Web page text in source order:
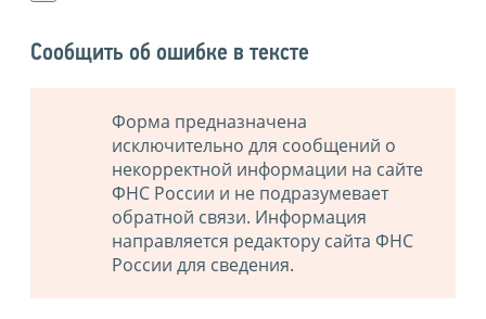
Сообщить об ошибке в тексте
Форма предназначена
исключительно для сообщений о
некорректной информации на сайте
ФНС России и не подразумевает
обратной связи. Информация
направляется редактору сайта ФНС
России для сведения.